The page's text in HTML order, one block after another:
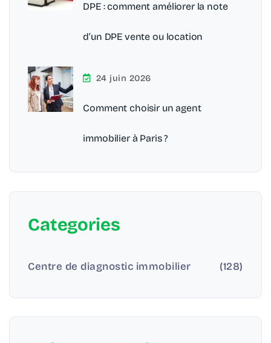
DPE : comment améliorer la note
d’un DPE vente ou location
24 juin 2026
Comment choisir un agent
immobilier à Paris ?
Categories
Centre de diagnostic immobilier (128)